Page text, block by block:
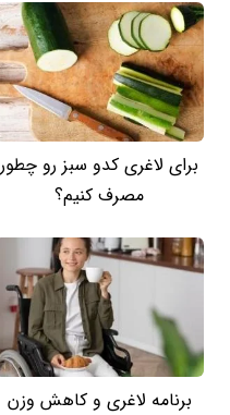
برای لاغری کدو سبز رو چطور
مصرف کنیم؟
برنامه لاغری و کاهش وزن